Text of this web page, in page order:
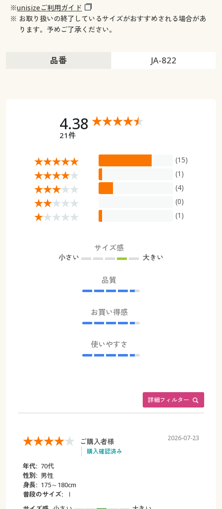
※unisizeご利用ガイド
※ お取り扱いの終了しているサイズがおすすめされる場合があ
ります。予めご了承ください。
品番 JA-822
4.38
21件
(15)
(1)
(4)
(0)
(1)
サイズ感
小さい 大きい
品質
お買い得感
使いやすさ
詳細フィルター
ご購入者様
購入確認済み
2026-07-23
年代: 70代
性別: 男性
身長: 175～180cm
普段のサイズ:
ｌ